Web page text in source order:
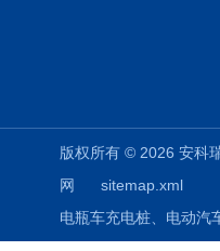
版权所有 © 2026 安
网
sitemap.xml
电瓶车充电桩、电动汽